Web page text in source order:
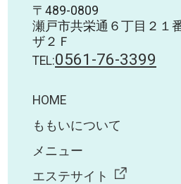
〒489-0809
瀬戸市共栄通６丁目２１
ザ２Ｆ
TEL:0561-76-3399
HOME
ももいについて
メニュー
エステサイト